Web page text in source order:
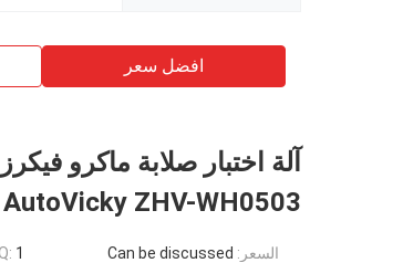
افضل سعر
آلة اختبار صلابة ماكرو فيكرز
AutoVicky ZHV-WH0503
السعر: Can be discussed 1 مجموعات